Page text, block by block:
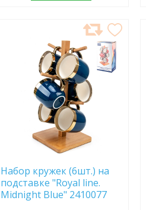
ИЗБРАННОЕ
Набор кружек (6шт.) на
подставке "Royal line.
Midnight Blue" 2410077